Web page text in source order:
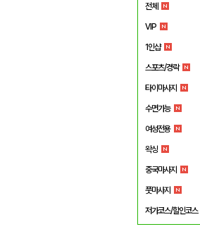
전체
VIP
1인샵
스포츠/경락
타이마사지
수면가능
여성전용
왁싱
중국마사지
풋마사지
저가코스/할인코스